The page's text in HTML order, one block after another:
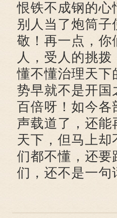
恨铁不成钢的心
别人当了炮筒
敬！再一点，你
人，受人的挑
懂不懂治理天下
势早就不是开国
百倍呀！如今各
声载道了，还
天下，但马上
们都不懂，还要
们，还不是一句